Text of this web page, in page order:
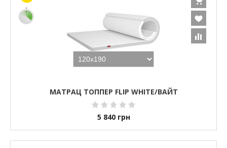
МАТРАЦ ТОППЕР FLIP WHITE/ВАЙТ
5 840 грн